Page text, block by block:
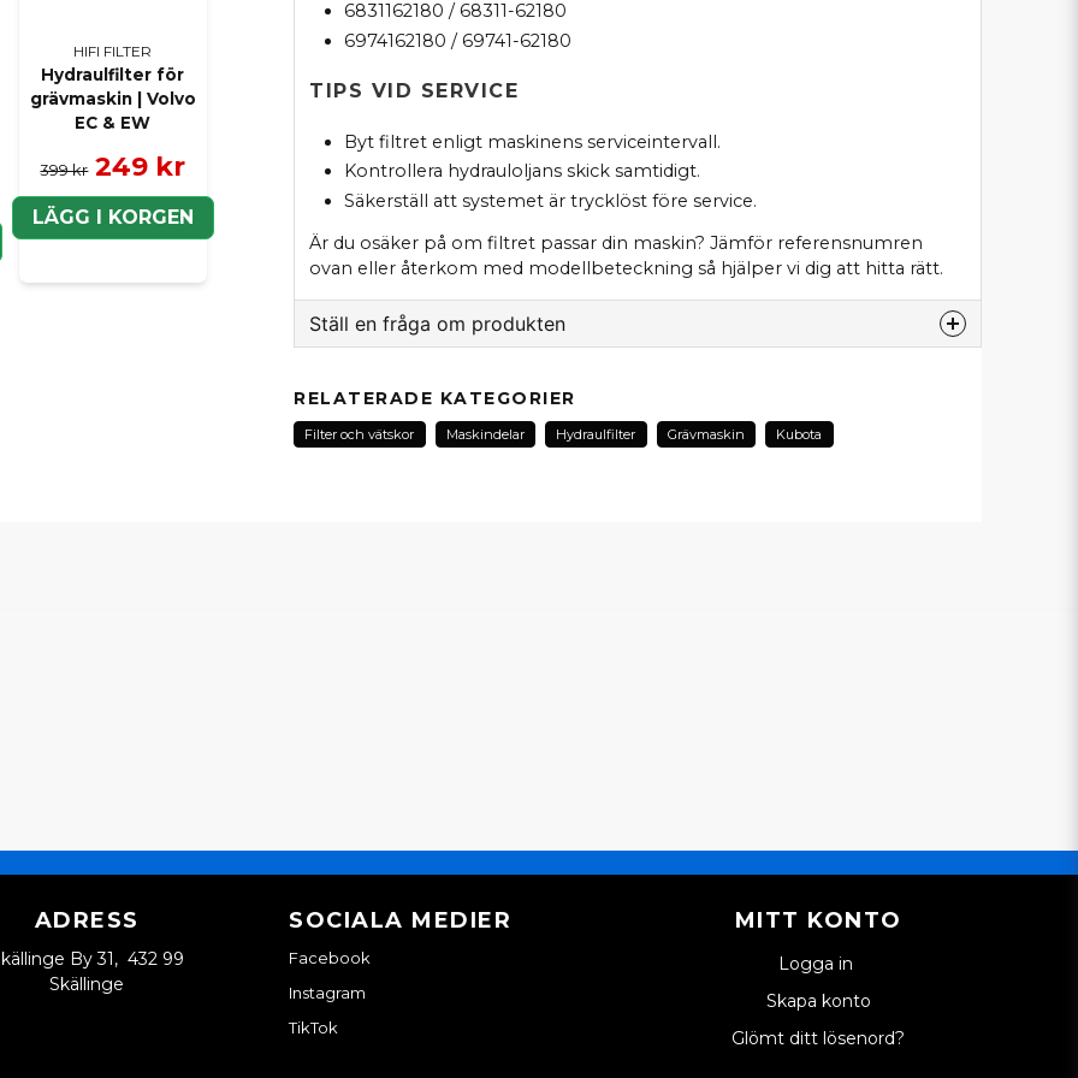
HIFI FILTER
Hydraulfilter för
grävmaskin | Volvo
EC & EW
399 kr 249 kr
LÄGG I KORGEN
6831162180 / 68311-62180
6974162180 / 69741-62180
TIPS VID SERVICE
Byt filtret enligt maskinens serviceintervall.
Kontrollera hydrauloljans skick samtidigt.
Säkerställ att systemet är trycklöst före service.
Är du osäker på om filtret passar din maskin? Jämför referensnumren
ovan eller återkom med modellbeteckning så hjälper vi dig att hitta rätt.
Ställ en fråga om produkten
Fråga oss om denna produkt...
Skicka en fråga
RELATERADE KATEGORIER
Filter och vätskor Maskindelar Hydraulfilter Grävmaskin Kubota
ADRESS
By 31, 432 99
Skällinge
SOCIALA MEDIER
Facebook
Instagram
TikTok
MITT KONTO
Logga in
Skapa konto
Glömt ditt lösenord?